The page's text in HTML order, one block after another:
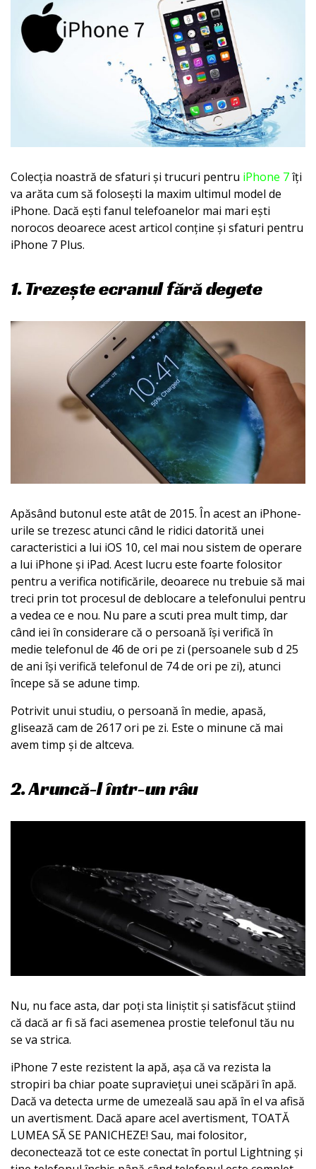
Colecția noastră de sfaturi și trucuri pentru iPhone 7îți
va arăta cum să folosești la maxim ultimul model de
iPhone. Dacă ești fanul telefoanelor mai mari ești
norocos deoarece acest articol conține și sfaturi pentru
iPhone 7 Plus.
1. Trezește ecranul fără degete
Apăsând butonul este atât de 2015. În acest an iPhone-
urile se trezesc atunci când le ridici datorită unei
caracteristici a lui iOS 10, cel mai nou sistem de operare
a lui iPhone și iPad. Acest lucru este foarte folositor
pentru a verifica notificările, deoarece nu trebuie să mai
treci prin tot procesul de deblocare a telefonului pentru
a vedea ce e nou. Nu pare a scuti prea mult timp, dar
când iei în considerare că o persoană își verifică în
medie telefonul de 46 de ori pe zi (persoanele sub d 25
de ani își verifică telefonul de 74 de ori pe zi), atunci
începe să se adune timp.
Potrivit unui studiu, o persoană în medie, apasă,
glisează cam de 2617 ori pe zi. Este o minune că mai
avem timp și de altceva.
2. Aruncă-l într-un râu
Nu, nu face asta, dar poți sta liniștit și satisfăcut știind
că dacă ar fi să faci asemenea prostie telefonul tău nu
se va strica.
iPhone 7 este rezistent la apă, așa că va rezista la
stropiri ba chiar poate supraviețui unei scăpări în apă.
Dacă va detecta urme de umezeală sau apă în el va afisă
un avertisment. Dacă apare acel avertisment, TOATĂ
LUMEA SĂ SE PANICHEZE! Sau, mai folositor,
deconectează tot ce este conectat în portul Lightning și